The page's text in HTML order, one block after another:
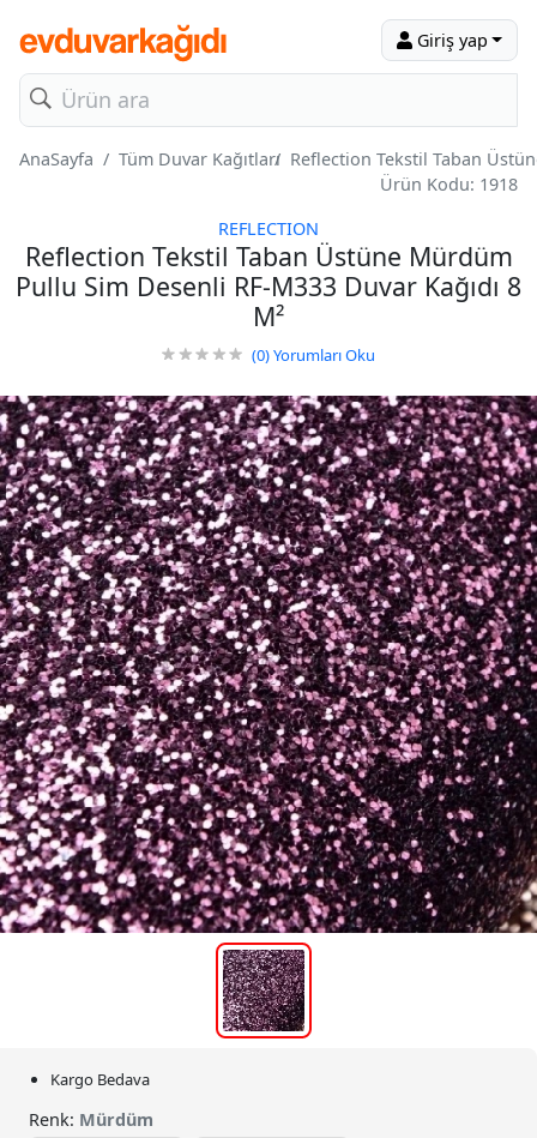
Giriş yap
AnaSayfa Tüm Duvar Kağıtları Reflection Tekstil Taban
Ürün Kodu: 1918
REFLECTION
Reflection Tekstil Taban Üstüne Mürdüm
Pullu Sim Desenli RF-M333 Duvar Kağıdı 8
M²
(0)Yorumları Oku
Kargo Bedava
Renk: Mürdüm